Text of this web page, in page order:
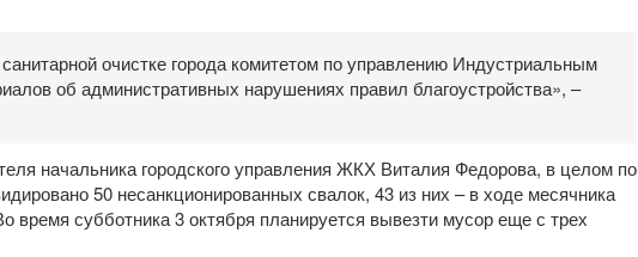
очистке города комитетом по управлению Индустриальным
об административных нарушениях правил благоустройства», –
начальника городского управления ЖКХ Виталия Федорова, в целом по
50 несанкционированных свалок, 43 из них – в ходе месячника
время субботника 3 октября планируется вывезти мусор еще с трех